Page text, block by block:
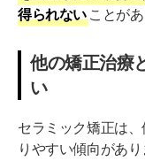
得られない ことがあ
他の矯正治療
い
セラミック矯正は
りやすい傾向があり